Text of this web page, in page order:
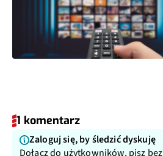
1 komentarz
Zaloguj się, by śledzić dyskuję
Dołącz do użytkowników, pisz